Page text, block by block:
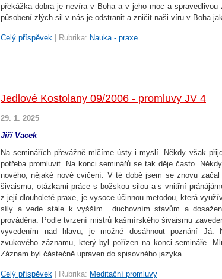
překážka dobra je nevíra v Boha a v jeho moc a
působení zlých sil v nás je odstranit a zničit naši víru v Boha
Celý příspěvek Rubrika: Nauka - praxe
Jedlové Kostolany 09/2006 - promluvy JV 4
29. 1. 2025
Jiří Vacek
Na seminářích převážně mlčíme ústy i myslí. Někdy však
potřeba promluvit. Na konci seminářů se tak děje často.
nového, nějaké nové cvičení. V té době jsem se znovu
šivaismu, otázkami práce s božskou silou a s vnitřní
z její dlouholeté praxe, je vysoce účinnou metodou, která
síly a vede stále k vyšším duchovním stavům a
prováděna. Podle tvrzení mistrů kašmírského šivaismu
vyvedením nad hlavu, je možné dosáhnout poznání Já.
zvukového záznamu, který byl pořízen na konci semináře.
Záznam byl částečně upraven do spisovného jazyka
Celý příspěvek Rubrika: Meditační promluvy